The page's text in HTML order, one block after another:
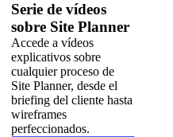
Serie de vídeos
sobre Site Planner
Accede a vídeos
explicativos sobre
cualquier proceso de
Site Planner, desde el
briefing del cliente hasta
wireframes
perfeccionados.